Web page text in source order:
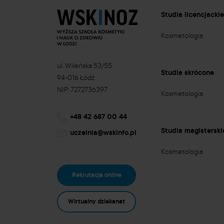
ul. Wileńska 53/55
94-016 Łódź
NIP: 7272736397
+48 42 687 00 44
uczelnia@wskinfo.pl
Rekrutacja online
Wirtualny dziekanat
Studia licencjackie
Kosmetologia
Studia skrócone
Kosmetologia
Studia
Kosmetologia